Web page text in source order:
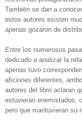
También se dan a
estos autores existen
apenas gozaron de
Entre los numerosos
dedicado a analizar la
apenas tuvo
aficiones diferentes,
autores del libro aclaran
estuvieran enemistados,
pero que mantuvieran su